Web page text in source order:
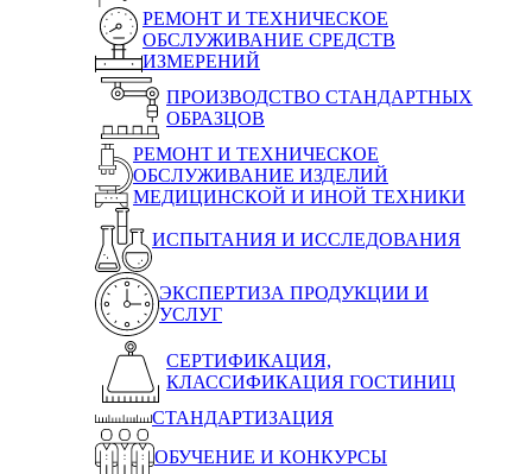
РЕМОНТ И ТЕХНИЧЕСКОЕ
ОБСЛУЖИВАНИЕ СРЕДСТВ
ИЗМЕРЕНИЙ
ПРОИЗВОДСТВО СТАНДАРТНЫХ
ОБРАЗЦОВ
РЕМОНТ И ТЕХНИЧЕСКОЕ
ОБСЛУЖИВАНИЕ ИЗДЕЛИЙ
МЕДИЦИНСКОЙ И ИНОЙ ТЕХНИКИ
ИСПЫТАНИЯ И ИССЛЕДОВАНИЯ
ЭКСПЕРТИЗА ПРОДУКЦИИ И
УСЛУГ
СЕРТИФИКАЦИЯ,
КЛАССИФИКАЦИЯ ГОСТИНИЦ
СТАНДАРТИЗАЦИЯ
ОБУЧЕНИЕ И КОНКУРСЫ